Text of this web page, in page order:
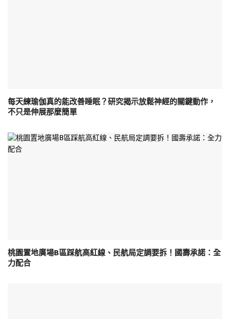
每天練瑜伽真的能改善睡眠？研究揭示放鬆神經的關鍵動作，
不只是伸展那麼簡單
桃園置地廣場B區踩航高紅線、民航局定調要拆！國壽承諾：全
力配合